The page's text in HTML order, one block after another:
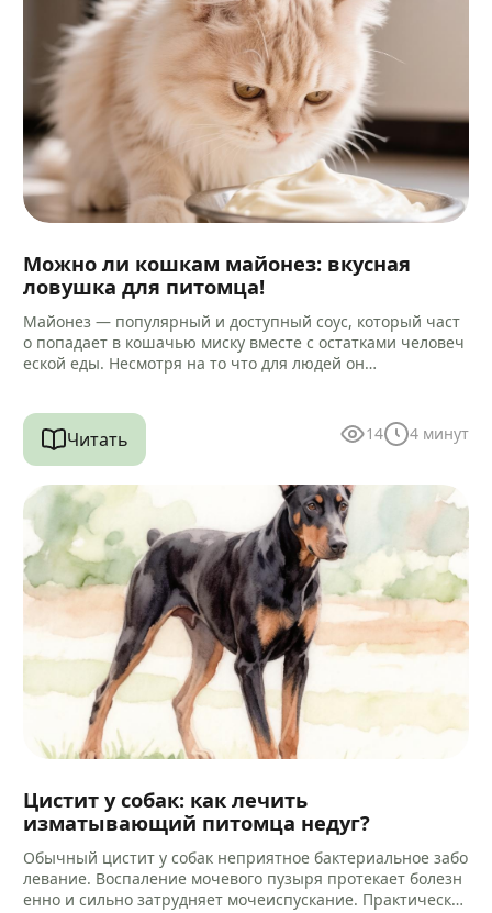
Можно ли кошкам майонез: вкусная
ловушка для питомца!
Майонез — популярный и доступный соус, который част
о попадает в кошачью миску вместе с остатками человеч
еской еды. Несмотря на то что для людей он…
Читать 14 4 минут
Цистит у собак: как лечить
изматывающий питомца недуг?
Обычный цистит у собак неприятное бактериальное забо
левание. Воспаление мочевого пузыря протекает болезн
енно и сильно затрудняет мочеиспускание. Практически